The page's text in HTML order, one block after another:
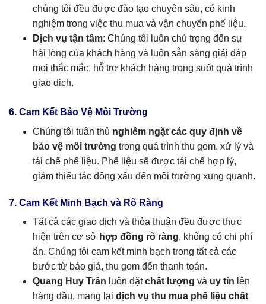
chúng tôi đều được đào tạo chuyên sâu, có kinh
nghiệm trong việc thu mua và vận chuyển phế liệu.
Dịch vụ tận tâm: Chúng tôi luôn chú trọng đến sự
hài lòng của khách hàng và luôn sẵn sàng giải đáp
mọi thắc mắc, hỗ trợ khách hàng trong suốt quá trình
giao dịch.
6. Cam Kết Bảo Vệ Môi Trường
Chúng tôi tuân thủ nghiêm ngặt các quy định về
bảo vệ môi trường trong quá trình thu gom, xử lý và
tái chế phế liệu. Phế liệu sẽ được tái chế hợp lý,
giảm thiểu tác động xấu đến môi trường xung quanh.
7. Cam Kết Minh Bạch và Rõ Ràng
Tất cả các giao dịch và thỏa thuận đều được thực
hiện trên cơ sở hợp đồng rõ ràng, không có chi phí
ẩn. Chúng tôi cam kết minh bạch trong tất cả các
bước từ báo giá, thu gom đến thanh toán.
Quang Huy Trần luôn đặtchất lượng và uy tín lên
hàng đầu, mang lại dịch vụ thu mua phế liệu chất